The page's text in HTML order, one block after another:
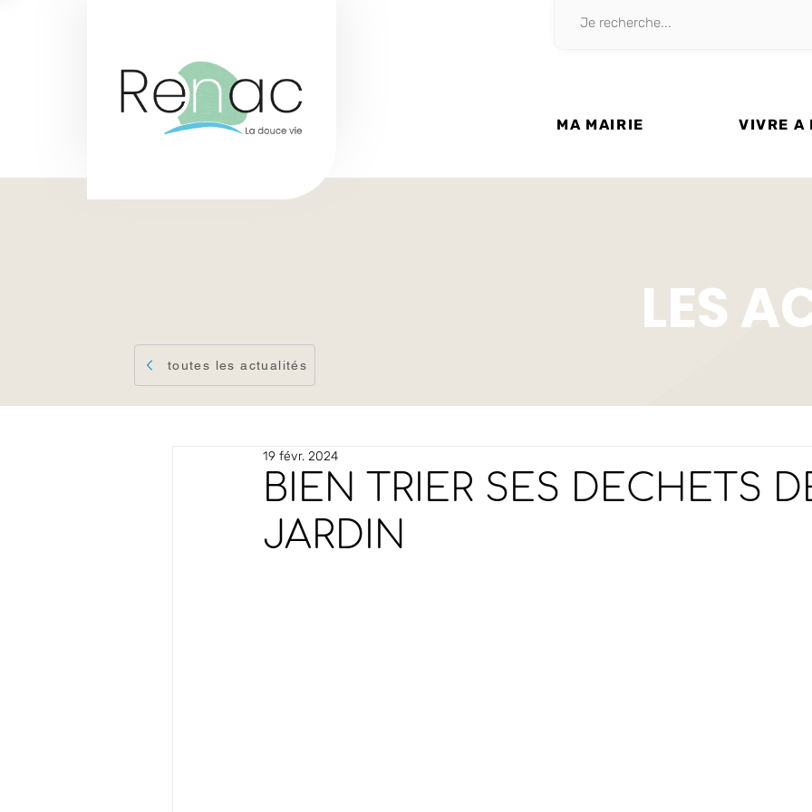
MA MAIRIE VIVRE A
toutes les actualités
LES
BIEN TRIER SES DECHETS
JARDIN
19 févr. 2024